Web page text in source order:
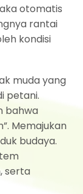
otomatis
rantai
kondisi
muda yang
petani.
bahwa
Memajukan
budaya.
serta